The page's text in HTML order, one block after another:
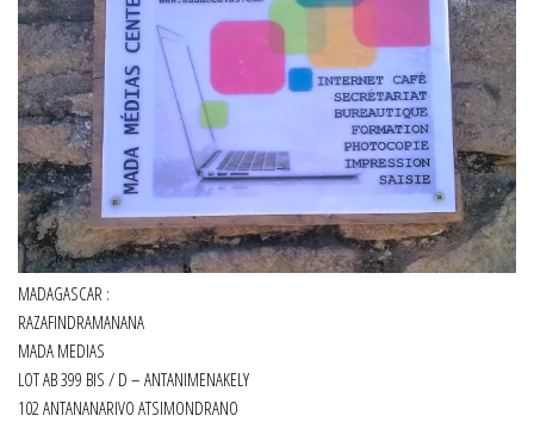
MADAGASCAR :
RAZAFINDRAMANANA
MADA MEDIAS
LOT AB 399 BIS / D – ANTANIMENAKELY
102 ANTANANARIVO ATSIMONDRANO